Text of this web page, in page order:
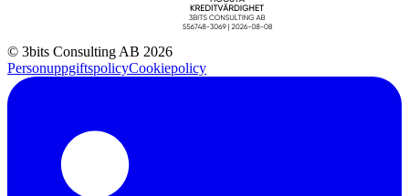
© 3bits Consulting AB 2026
PersonuppgiftspolicyCookiepolicy